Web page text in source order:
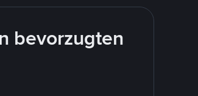
bevorzugten